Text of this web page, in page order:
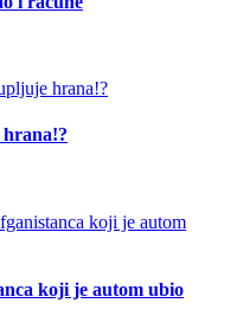
koji je autom ubio